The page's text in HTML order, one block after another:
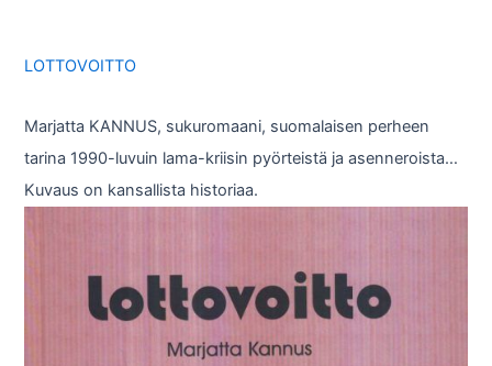
LOTTOVOITTO
Marjatta KANNUS, sukuromaani, suomalaisen perheen
tarina 1990-luvuin lama-kriisin pyörteistä ja asenneroista…
Kuvaus on kansallista historiaa.